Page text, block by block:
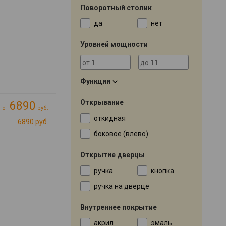
от 6890 руб.
6890 руб.
Поворотный столик
да
нет
Уровней мощности
Функции
Открывание
откидная
боковое (влево)
Открытие дверцы
ручка
кнопка
ручка на дверце
Внутреннее покрытие
акрил
эмаль